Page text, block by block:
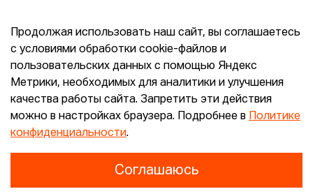
Конец эпохи маркетплейсов: прогнозы сооснователя
Mr.Doors Максима Валецкого
26.06.2026
КонфиденциальностьСогласие
Продолжая использовать наш сайт, вы соглашаетесь
с условиями обработки cookie-файлов и
пользовательских данных с помощью Яндекс
Метрики, необходимых для аналитики и улучшения
качества работы сайта. Запретить эти действия
можно в настройках браузера. Подробнее в
Политике
конфиденциальности.
Соглашаюсь